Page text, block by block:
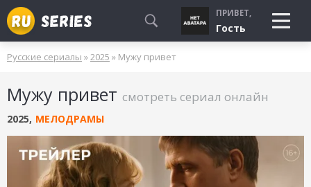
СМОТРЮ
БУДУ СМОТРЕТЬ
УЖЕ СМОТРЕЛ
ПРИВЕТ,
Гость
Русские сериалы »2025 » Мужу привет
Мужу привет смотреть сериал онлайн
2025, МЕЛОДРАМЫ